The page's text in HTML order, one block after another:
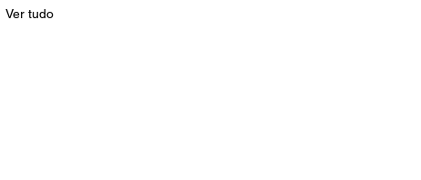
Ver tudo